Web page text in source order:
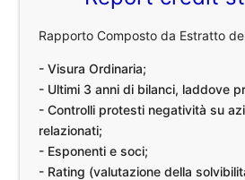
Rapporto Composto da Estratto
- Visura Ordinaria;
- Ultimi 3 anni di bilanci, laddove
- Controlli protesti negatività su
relazionati;
- Esponenti e soci;
- Rating (valutazione della